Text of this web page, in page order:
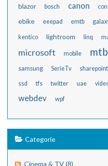
blazor bosch canon
ebike eeepad emtb
kentico lightroom linq
microsoft mobile mtb
samsung SerieTv sharepoint
ssd tfs twitter uae
webdev wpf
Categorie
Cinema & TV (8)